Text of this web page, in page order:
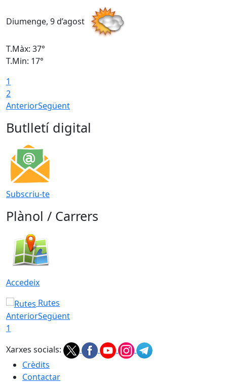
Diumenge, 9 d’agost
T.Màx: 37°
T.Min: 17°
1
2
AnteriorSegüent
Butlletí digital
Subscriu-te
Plànol / Carrers
Accedeix
Rutes
AnteriorSegüent
1
Xarxes socials:
Crèdits
Contactar